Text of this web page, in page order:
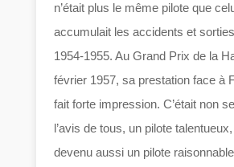
n’était plus le même pilote que
accumulait les accidents et
1954-1955. Au Grand Prix de la
février 1957, sa prestation face à
fait forte impression. C’était non
l’avis de tous, un pilote
devenu aussi un pilote